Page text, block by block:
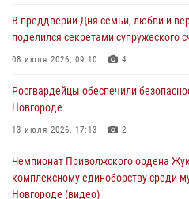
13 июля 2026, 17:13
Нижегородские росгвардейцы за
13 июля 2026, 06:45
Росгвардейцы предотвратили
В преддверии Дня семьи, любви и
поделился секретами супружеского
08 июля 2026, 09:10 4
Росгвардейцы обеспечили
Новгороде
13 июля 2026, 17:13 2
Чемпионат Приволжского ордена
комплексному единоборству среди
Новгороде (видео)